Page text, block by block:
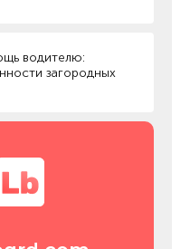
водителю:
загородных